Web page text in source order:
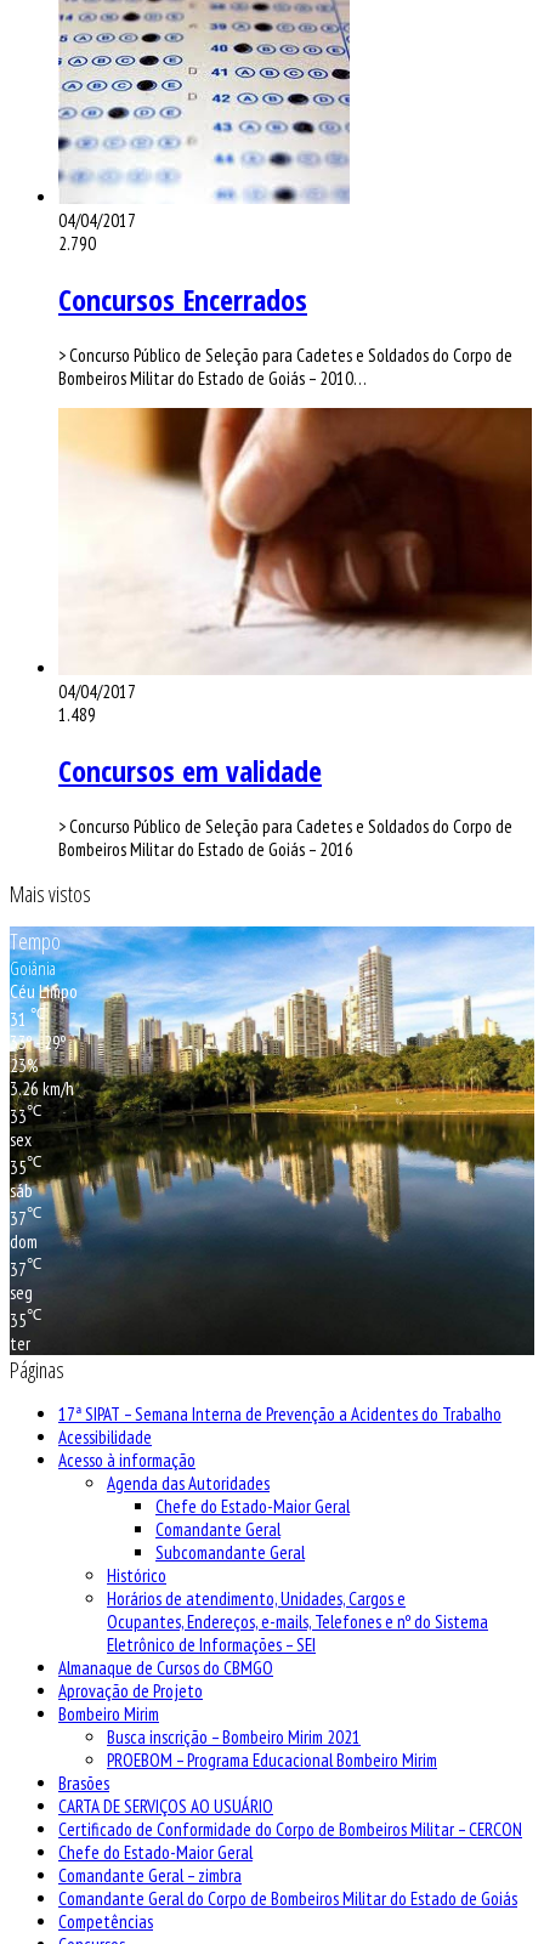
04/04/2017
2.790
Concursos Encerrados
> Concurso Público de Seleção para Cadetes e Soldados do Corpo de
Bombeiros Militar do Estado de Goiás – 2010…
04/04/2017
1.489
Concursos em validade
> Concurso Público de Seleção para Cadetes e Soldados do Corpo de
Bombeiros Militar do Estado de Goiás – 2016
Mais vistos
Tempo
Goiânia
Céu Limpo
31℃
33º - 29º
23%
3.26 km/h
33℃
sex
35℃
sáb
37℃
dom
37℃
seg
35℃
ter
Páginas
17ª SIPAT – Semana Interna de Prevenção a Acidentes do Trabalho
Acessibilidade
Acesso à informação
Agenda das Autoridades
Chefe do Estado-Maior Geral
Comandante Geral
Subcomandante Geral
Histórico
Horários de atendimento, Unidades, Cargos e
Ocupantes, Endereços, e-mails, Telefones e nº do Sistema
Eletrônico de Informações – SEI
Almanaque de Cursos do CBMGO
Aprovação de Projeto
Bombeiro Mirim
Busca inscrição – Bombeiro Mirim 2021
PROEBOM – Programa Educacional Bombeiro Mirim
Brasões
CARTA DE SERVIÇOS AO USUÁRIO
Certificado de Conformidade do Corpo de Bombeiros Militar – CERCON
Chefe do Estado-Maior Geral
Comandante Geral – zimbra
Comandante Geral do Corpo de Bombeiros Militar do Estado de Goiás
Competências